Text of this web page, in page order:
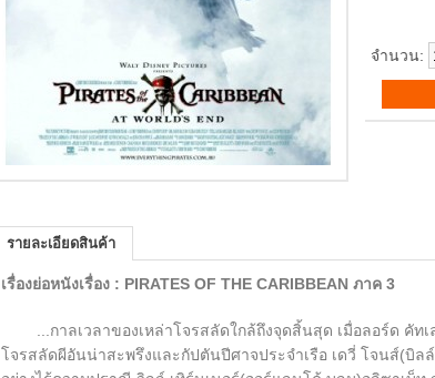
จำนวน:
รายละเอียดสินค้า
เรื่องย่อหนังเรื่อง : PIRATES OF THE CARIBBEAN ภาค 3
...กาลเวลาของเหล่าโจรสลัดใกล้ถึงจุดสิ้นสุด เมื่อลอร์ด คัทเ
โจรสลัดผีอันน่าสะพรึงและกัปตันปีศาจประจำเรือ เดวี่ โจนส์(บิล